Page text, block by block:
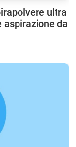
ultra
aspirazione da